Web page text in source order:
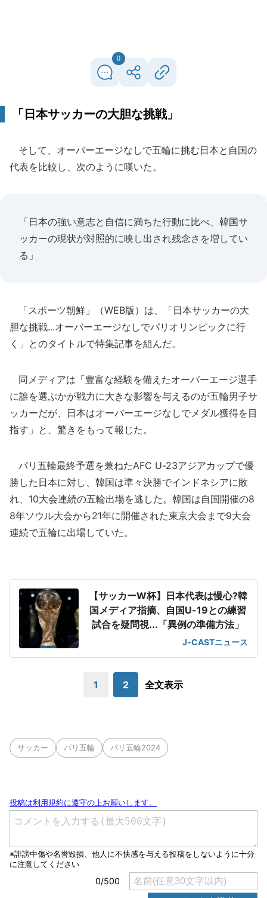
0
「日本サッカーの大胆な挑戦」
そして、オーバーエージなしで五輪に挑む日本と自国の
代表を比較し、次のように嘆いた。
「日本の強い意志と自信に満ちた行動に比べ、韓国サ
ッカーの現状が対照的に映し出され残念さを増してい
る」
「スポーツ朝鮮」（WEB版）は、「日本サッカーの大
胆な挑戦...オーバーエージなしでパリオリンピックに行
く」とのタイトルで特集記事を組んだ。
同メディアは「豊富な経験を備えたオーバーエージ選手
に誰を選ぶかが戦力に大きな影響を与えるのが五輪男子サ
ッカーだが、日本はオーバーエージなしでメダル獲得を目
指す」と、驚きをもって報じた。
パリ五輪最終予選を兼ねたAFC U-23アジアカップで優
勝した日本に対し、韓国は準々決勝でインドネシアに敗
れ、10大会連続の五輪出場を逃した。韓国は自国開催の8
8年ソウル大会から21年に開催された東京大会まで9大会
連続で五輪に出場していた。
【サッカーW杯】日本代表は慢心?韓
国メディア指摘、自国U-19との練習
試合を疑問視...「異例の準備方法」
J-CASTニュース
1 2 全文表示
サッカー パリ五輪 パリ五輪2024